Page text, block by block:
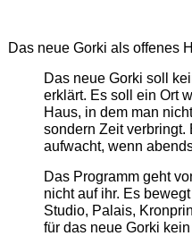
Das neue Gorki als offenes
Das neue Gorki soll
erklärt. Es soll ein Ort
Haus, in dem man
sondern Zeit verbringt.
aufwacht, wenn
Das Programm geht
nicht auf ihr. Es
Studio, Palais,
für das neue Gorki